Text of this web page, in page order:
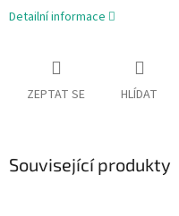
Detailní informace
ZEPTAT SE HLÍDAT
Související produkty